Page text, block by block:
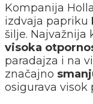
Kompanija
izdvaja papriku
šilje. Najvažnija
visoka
paradajza i na
značajno
osigurava visok